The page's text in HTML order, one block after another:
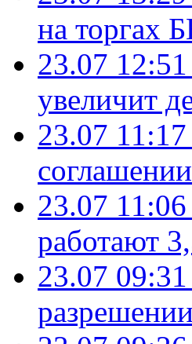
на торгах
23.07 12:51
увеличит
23.07 11:17
23.07 11:06
работают
23.07 09:31